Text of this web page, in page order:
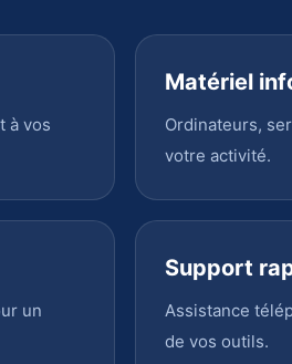
à vos
Matériel
Ordinateurs,
votre activité.
un
Support
Assistance
de vos outils.